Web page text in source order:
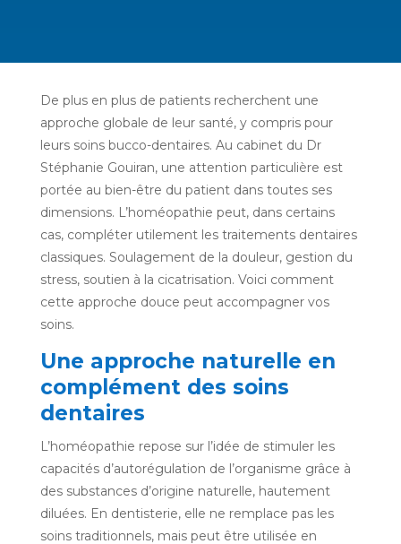
De plus en plus de patients recherchent une
approche globale de leur santé, y compris pour
leurs soins bucco-dentaires. Au cabinet du Dr
Stéphanie Gouiran, une attention particulière est
portée au bien-être du patient dans toutes ses
dimensions. L’homéopathie peut, dans certains
cas, compléter utilement les traitements dentaires
classiques. Soulagement de la douleur, gestion du
stress, soutien à la cicatrisation. Voici comment
cette approche douce peut accompagner vos
soins.
Une approche naturelle en
complément des soins
dentaires
L’homéopathie repose sur l’idée de stimuler les
capacités d’autorégulation de l’organisme grâce à
des substances d’origine naturelle, hautement
diluées. En dentisterie, elle ne remplace pas les
soins traditionnels, mais peut être utilisée en